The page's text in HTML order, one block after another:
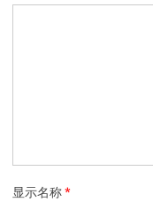
显示名称*